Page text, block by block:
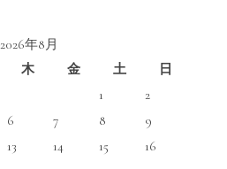
2026年8月
木 金 土
日
1
2
6 7 8
9
13 14 15
16